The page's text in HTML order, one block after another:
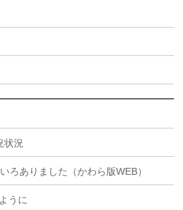
状況
ろありました（かわら版WEB）
うに